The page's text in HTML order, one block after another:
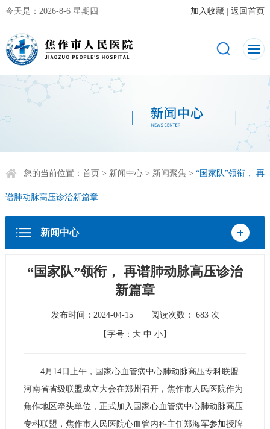
加入收藏 |返回首页
今天是： 2026-8-6 星期四
您的当前位置： 首页 > 新闻中心> 新闻聚焦 > “国家队”领衔， 再
谱肺动脉高压诊治新篇章
新闻中心
“国家队”领衔， 再谱肺动脉高压诊治
新篇章
发布时间：2024-04-15 阅读次数： 683次
【字号： 大 中 小】
4月14日上午，国家心血管病中心肺动脉高压专科联盟
河南省省级联盟成立大会在郑州召开，焦作市人民医院作为
焦作地区牵头单位，正式加入国家心血管病中心肺动脉高压
专科联盟，焦作市人民医院心血管内科主任郑海军参加授牌